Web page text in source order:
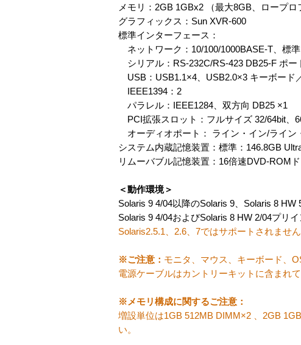
メモリ：2GB 1GBx2 （最大8GB、ロープ
グラフィックス：Sun XVR-600
標準インターフェース：
ネットワーク：10/100/1000BASE-T、標
シリアル：RS-232C/RS-423 DB25-F ポー
USB：USB1.1×4、USB2.0×3 キーボード
IEEE1394：2
パラレル：IEEE1284、双方向 DB25 ×1
PCI拡張スロット：フルサイズ 32/64bit、
オーディオポート： ライン・イン/ライン
システム内蔵記憶装置：標準：146.8GB
リムーバブル記憶装置：16倍速DVD-ROM
＜動作環境＞
Solaris 9 4/04以降のSolaris 9、Solaris 8 HW
Solaris 9 4/04およびSolaris 8 HW 2/04プリ
Solaris2.5.1、2.6、7ではサポートされませ
※ご注意： モニタ、マウス、キーボード、
電源ケーブルはカントリーキットに含まれて
※メモリ構成に関するご注意：
増設単位は1GB 512MB DIMM×2 、2GB
い。